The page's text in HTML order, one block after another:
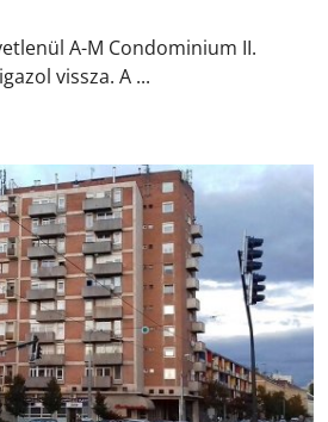
A-M Condominium II.
vissza. A ...